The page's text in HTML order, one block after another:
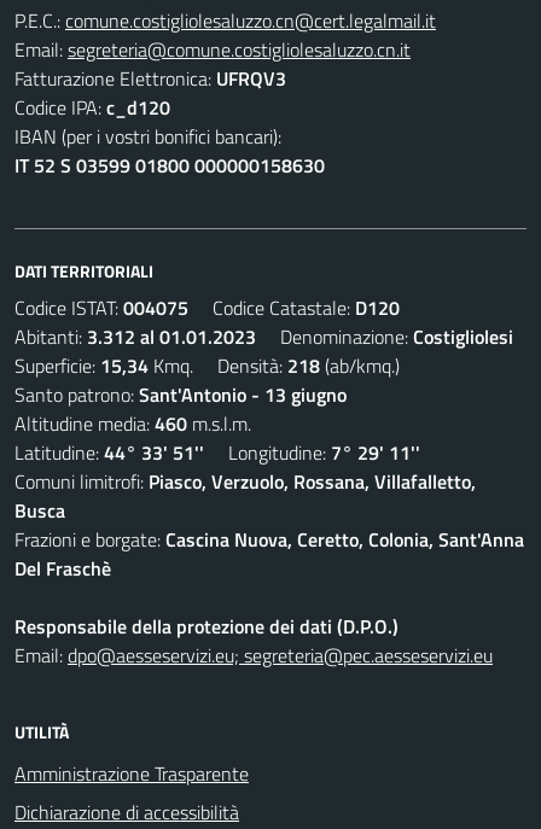
P.E.C.:comune.costigliolesaluzzo.cn@cert.legalmail.it
Email:segreteria@comune.costigliolesaluzzo.cn.it
Fatturazione Elettronica: UFRQV3
Codice IPA:c_d120
IBAN (per i vostri bonifici bancari):
IT 52 S 03599 01800 000000158630
DATI TERRITORIALI
Codice ISTAT:004075 Codice Catastale: D120
Abitanti: 3.312 al 01.01.2023 Denominazione:Costigliolesi
Superficie: 15,34 Kmq. Densità: 218(ab/kmq.)
Santo patrono:Sant'Antonio - 13 giugno
Altitudine media:460 m.s.l.m.
Latitudine:44° 33' 51'' Longitudine: 7° 29' 11''
Comuni limitrofi: Piasco, Verzuolo, Rossana, Villafalletto,
Busca
Frazioni e borgate:Cascina Nuova, Ceretto, Colonia, Sant'Anna
Del Fraschè
Responsabile della protezione dei dati (D.P.O.)
Email:dpo@aesseservizi.eu; segreteria@pec.aesseservizi.eu
UTILITÀ
Amministrazione Trasparente
Dichiarazione di accessibilità